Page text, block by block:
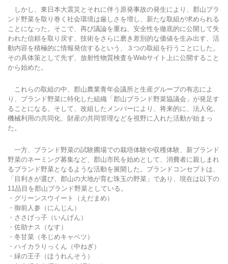
しかし、東日本大震災とそれに伴う原発事故の発生により、郡山ブラ
ンド野菜を取り巻く社会環境は厳しさを増し、新たな取組が求められる
ことになった。そこで、再び議論を重ね、安全性を徹底的に公開して失
われた信頼を取り戻す、技術をさらに磨き差別的な価値を生み出す、活
動内容を積極的に情報発信するという、３つの取組を行うことにした。
その具体策として先ず、放射性物質検査をWebサイト上に公開すること
から始めた。
これらの取組の中、郡山農業青年会議所と生産グループの有志によ
り、ブランド野菜に特化した組織「郡山ブランド野菜協議会」が発足す
ることになる。そして、改組したメンバーにより、将来的に、法人化、
機械利用の共同化、財産の共同管理などを視野に入れた活動が始まっ
た。
一方、ブランド野菜の試験圃場での栽培体験や収穫体験、新ブランド
野菜のネーミング募集など、郡山市民を始めとして、消費者に親しまれ
るブランド野菜となるような活動を展開した。ブランドコンセプトは、
「目利きが選び、郡山の大地が育む珠玉の野菜」であり、現在は以下の
11品目を郡山ブランド野菜としている。
・グリーンスウイート（えだまめ）
・御前人参（にんじん）
・ささげっ子（いんげん）
・佐助ナス（なす）
・冬甘菜（冬じめキャベツ）
・ハイカラりっくん（中ねぎ）
・緑の王子（ほうれんそう）